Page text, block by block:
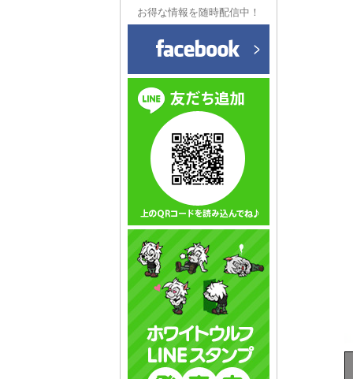
お得な情報を随時配信中！